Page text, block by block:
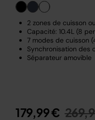
2 zones de cuisson
Capacité: 10.4L (8
7 modes de cuisson
Synchronisation des
Séparateur amovible
179,99 € Prix